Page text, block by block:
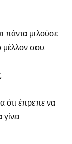
πάντα μιλούσε
μέλλον σου.
ότι έπρεπε να